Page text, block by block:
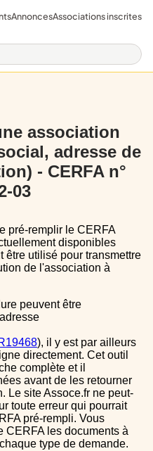
AnnoncesAssociations inscrites
association
adresse de
- CERFA n°
03
disponibles
être utilisé pour transmettre
de l'association à
), il y est par ailleurs
directement. Cet outil
complète et il
avant de les retourner
Le site Assoce.fr ne peut-
toute erreur qui pourrait
pré-rempli. Vous
CERFA les documents à
type de demande.